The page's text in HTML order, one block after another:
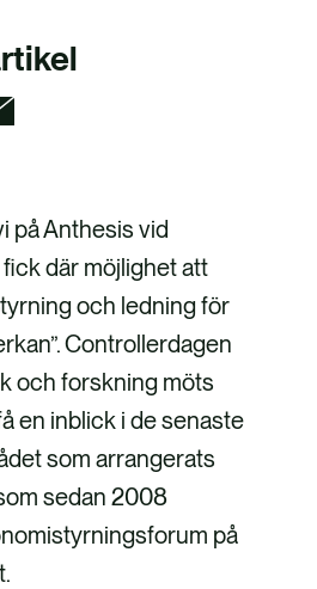
på Anthesis vid
där möjlighet att
och ledning för
Controllerdagen
och forskning möts
en inblick i de senaste
som arrangerats
sedan 2008
på